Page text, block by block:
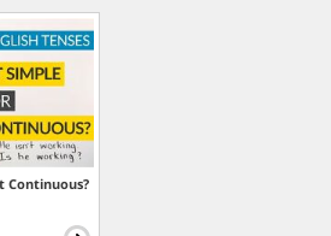
Continuous?